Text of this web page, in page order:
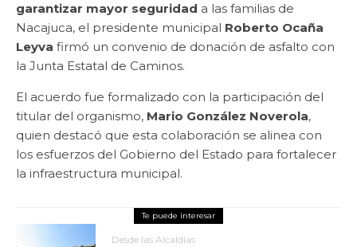
garantizar mayor seguridad a las familias de
Nacajuca, el presidente municipal Roberto Ocaña
Leyva firmó un convenio de donación de asfalto con
la Junta Estatal de Caminos.
El acuerdo fue formalizado con la participación del
titular del organismo, Mario González Noverola,
quien destacó que esta colaboración se alinea con
los esfuerzos del Gobierno del Estado para fortalecer
la infraestructura municipal.
Desde las Alcaldías